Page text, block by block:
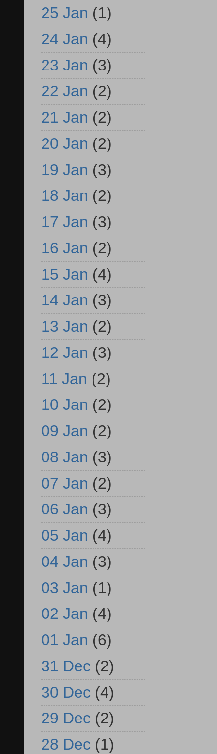
25 Jan (1)
24 Jan (4)
23 Jan (3)
22 Jan (2)
21 Jan (2)
20 Jan (2)
19 Jan (3)
18 Jan (2)
17 Jan (3)
16 Jan (2)
15 Jan (4)
14 Jan (3)
13 Jan (2)
12 Jan (3)
11 Jan (2)
10 Jan (2)
09 Jan (2)
08 Jan (3)
07 Jan (2)
06 Jan (3)
05 Jan (4)
04 Jan (3)
03 Jan (1)
02 Jan (4)
01 Jan (6)
31 Dec (2)
30 Dec (4)
29 Dec (2)
28 Dec (1)